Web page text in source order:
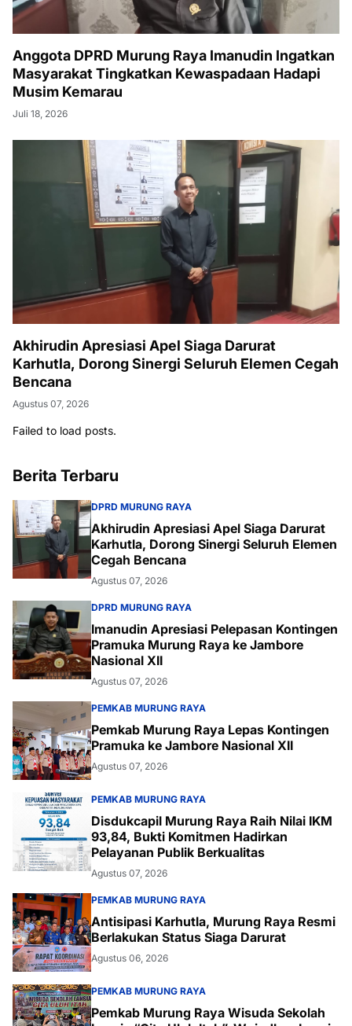
Anggota DPRD Murung Raya Imanudin Ingatkan
Masyarakat Tingkatkan Kewaspadaan Hadapi
Musim Kemarau
Juli 18, 2026
Akhirudin Apresiasi Apel Siaga Darurat
Karhutla, Dorong Sinergi Seluruh Elemen Cegah
Bencana
Agustus 07, 2026
Failed to load posts.
Berita Terbaru
DPRD MURUNG RAYA
Akhirudin Apresiasi Apel Siaga Darurat
Karhutla, Dorong Sinergi Seluruh Elemen
Cegah Bencana
Agustus 07, 2026
DPRD MURUNG RAYA
Imanudin Apresiasi Pelepasan Kontingen
Pramuka Murung Raya ke Jambore
Nasional XII
Agustus 07, 2026
PEMKAB MURUNG RAYA
Pemkab Murung Raya Lepas Kontingen
Pramuka ke Jambore Nasional XII
Agustus 07, 2026
PEMKAB MURUNG RAYA
Disdukcapil Murung Raya Raih Nilai IKM
93,84, Bukti Komitmen Hadirkan
Pelayanan Publik Berkualitas
Agustus 07, 2026
PEMKAB MURUNG RAYA
Antisipasi Karhutla, Murung Raya Resmi
Berlakukan Status Siaga Darurat
Agustus 06, 2026
PEMKAB MURUNG RAYA
Pemkab Murung Raya Wisuda Sekolah